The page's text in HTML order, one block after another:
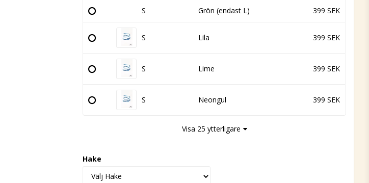
S Grön (endast L) 399 SEK
S Lila 399 SEK
S Lime 399 SEK
S Neongul 399 SEK
Visa 25 ytterligare
Hake